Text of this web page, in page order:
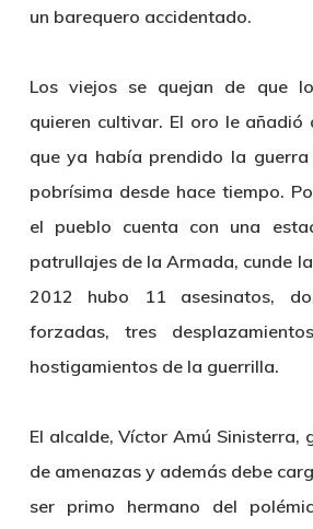
un barequero accidentado.
Los viejos se quejan de que
quieren cultivar. El oro le añadió
que ya había prendido la
pobrísima desde hace tiempo.
el pueblo cuenta con una
patrullajes de la Armada, cunde
2012 hubo 11 asesinatos,
forzadas, tres
hostigamientos de la guerrilla.
El alcalde, Víctor Amú Sinisterra,
de amenazas y además debe
ser primo hermano del